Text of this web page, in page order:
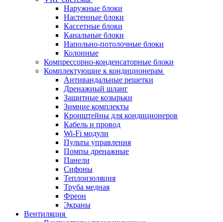
Наружные блоки
Настенные блоки
Кассетные блоки
Канальные блоки
Напольно-потолочные блоки
Колонные
Компрессорно-конденсаторные блоки
Комплектующие к кондиционерам
Антивандальные решетки
Дренажный шланг
Защитные козырьки
Зимние комплекты
Кронштейны для кондиционеров
Кабель и провод
Wi-Fi модули
Пульты управления
Помпы дренажные
Панели
Сифоны
Теплоизоляция
Труба медная
Фреон
Экраны
Вентиляция